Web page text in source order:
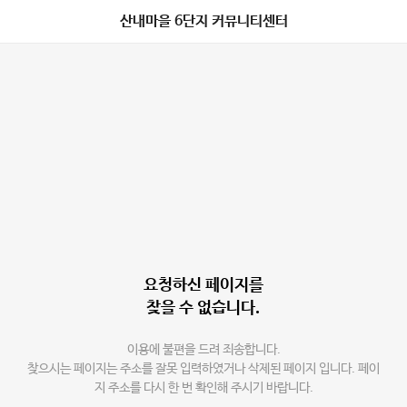
산내마을 6단지 커뮤니티센터
요청하신 페이지를
찾을 수 없습니다.
이용에 불편을 드려 죄송합니다.
찾으시는 페이지는 주소를 잘못 입력하였거나 삭제된 페이지 입니다. 페이
지 주소를 다시 한 번 확인해 주시기 바랍니다.